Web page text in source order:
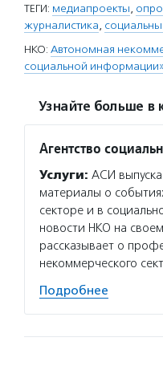
ТЕГИ: медиапроекты,
журналистика,
НКО: Автономная
социальной
Узнайте больше в
Агентство
Услуги: АСИ
материалы о
секторе и в
новости НКО на
рассказывает о
некоммерческого
Подробнее